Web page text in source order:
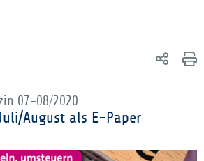
07-08/2020
August als E-Paper